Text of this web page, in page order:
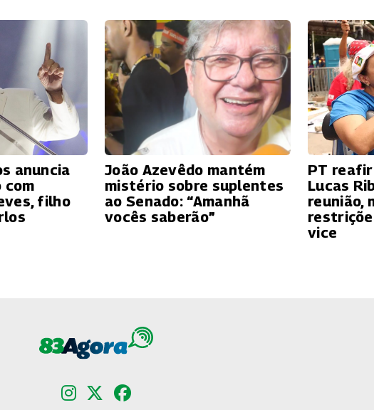
anuncia
com
filho
João Azevêdo mantém
mistério sobre suplentes
ao Senado: “Amanhã
vocês saberão”
PT
Lucas
reunião,
vice